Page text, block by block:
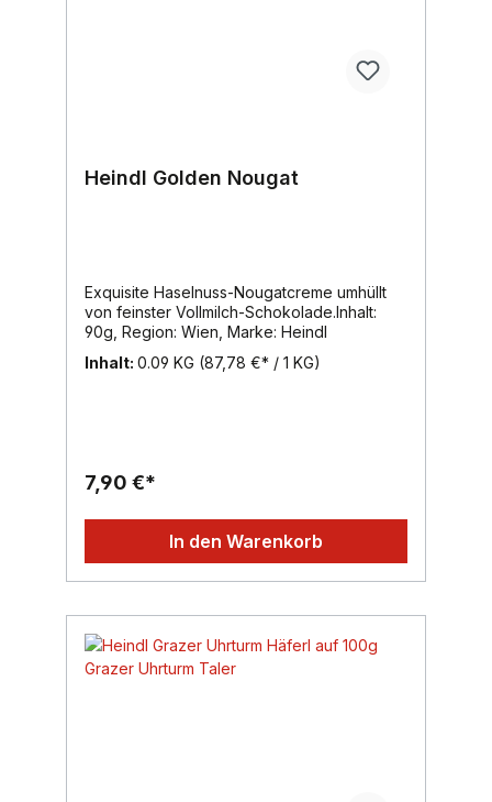
Heindl Golden Nougat
Exquisite Haselnuss-Nougatcreme umhüllt
von feinster Vollmilch-Schokolade.Inhalt:
90g, Region: Wien, Marke: Heindl
Inhalt: 0.09 KG (87,78 €* / 1 KG)
7,90 €*
In den Warenkorb